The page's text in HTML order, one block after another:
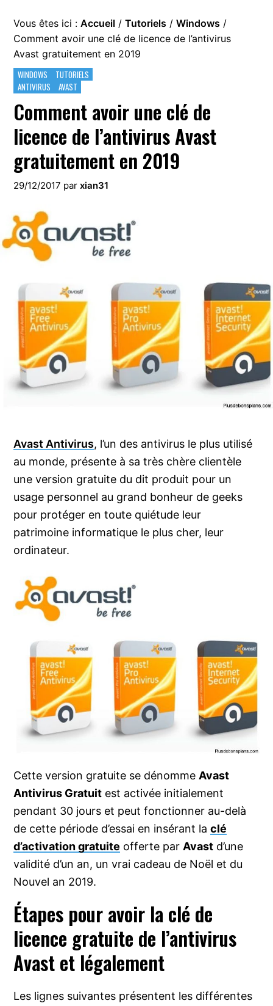
Vous êtes ici :Accueil / Tutoriels / Windows /
Comment avoir une clé de licence de l’antivirus
Avast gratuitement en 2019
WINDOWS
TUTORIELS
ANTIVIRUS
AVAST
Comment avoir une clé de
licence de l’antivirus Avast
gratuitement en 2019
29/12/2017 parxian31
Avast Antivirus, l’un des antivirus le plus utilisé
au monde, présente à sa très chère clientèle
une version gratuite du dit produit pour un
usage personnel au grand bonheur de geeks
pour protéger en toute quiétude leur
patrimoine informatique le plus cher, leur
ordinateur.
Cette version gratuite se dénomme Avast
Antivirus Gratuit est activée initialement
pendant 30 jours et peut fonctionner au-delà
de cette période d’essai en insérant laclé
d’activation gratuite offerte par Avast d’une
validité d’un an, un vrai cadeau de Noël et du
Nouvel an 2019.
Étapes pour avoir la clé de
licence gratuite de l’antivirus
Avast et légalement
Les lignes suivantes présentent les différentes